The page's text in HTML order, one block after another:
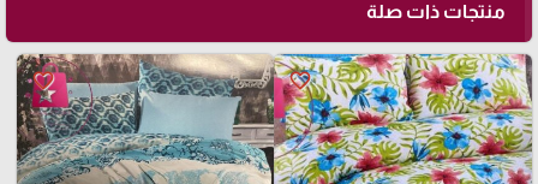
منتجات ذات صلة
favorite_border
favorite_border